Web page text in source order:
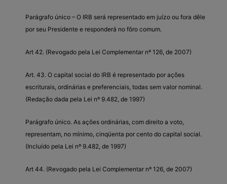
Parágrafo único – O IRB será representado em juízo ou fora dêle
por seu Presidente e responderá no fôro comum.
Art 42. (Revogado pela Lei Complementar nº 126, de 2007)
Art. 43. O capital social do IRB é representado por ações
escriturais, ordinárias e preferenciais, todas sem valor nominal.
(Redação dada pela Lei nº 9.482, de 1997)
Parágrafo único. As ações ordinárias, com direito a voto,
representam, no mínimo, cinqüenta por cento do capital social.
(Incluído pela Lei nº 9.482, de 1997)
Art 44. (Revogado pela Lei Complementar nº 126, de 2007)